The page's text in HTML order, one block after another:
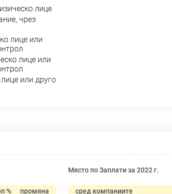
лице
чрез
лице или
лице или
или друго
%
промяна
Място по Заплати за 2022 г.
сред компаниите